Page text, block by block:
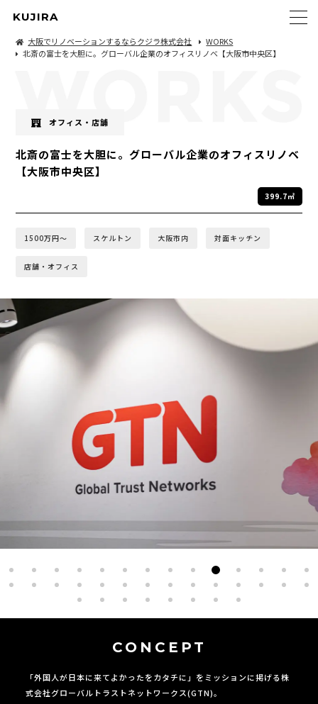
KUJIRA
大阪でリノベーションするならクジラ株式会社
WORKS
北斎の富士を大胆に。グローバル企業のオフィスリノベ【大阪市中央区】
オフィス・店舗
北斎の富士を大胆に。グローバル企業のオフィスリノベ
【大阪市中央区】
399.7㎡
1500万円〜 スケルトン 大阪市内 対面キッチン
店舗・オフィス
CONCEPT
「外国人が日本に来てよかったをカタチに」をミッションに掲げる株
式会社グローバルトラストネットワークス(GTN)。